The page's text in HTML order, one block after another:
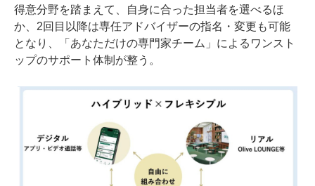
得意分野を踏まえて、自身に合った担当者を選べるほ
か、2回目以降は専任アドバイザーの指名・変更も可能
となり、「あなただけの専門家チーム」によるワンスト
ップのサポート体制が整う。